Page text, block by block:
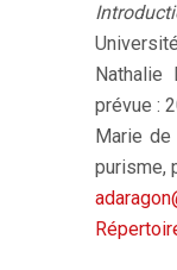
Nathalie
prévue :
Marie de
purisme,